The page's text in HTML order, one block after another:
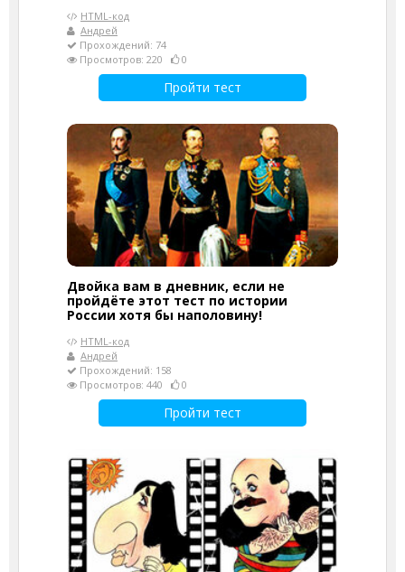
HTML-код
Андрей
Прохождений: 74
Просмотров: 220
0
Пройти тест
Двойка вам в дневник, если не
пройдёте этот тест по истории
России хотя бы наполовину!
HTML-код
Андрей
Прохождений: 158
Просмотров: 440
0
Пройти тест